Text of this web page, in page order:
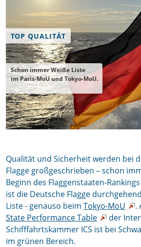
TOP QUALITÄT
Schon immer Weiße Liste
im Paris-MoU und Tokyo-MoU.
Qualität und Sicherheit werden bei
Flagge großgeschrieben – schon
Beginn des Flaggenstaaten-
ist die Deutsche Flagge
Liste - genauso beim Tokyo-MoU .
State Performance Table
der
Schifffahrtskammer ICS ist bei
im grünen Bereich.